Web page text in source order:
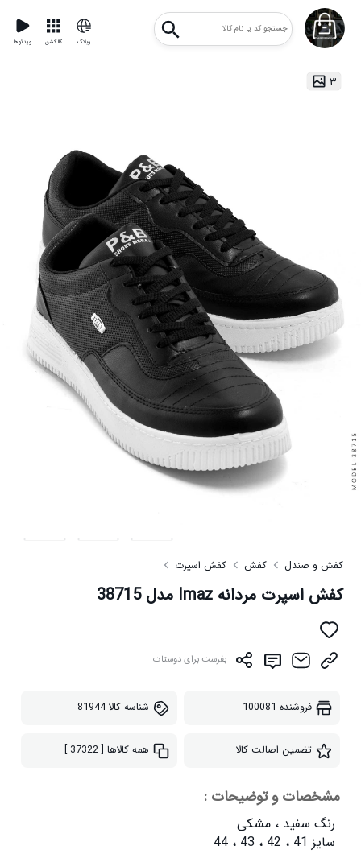
ویدئوها کالکشن وبلاگ
۳
کفش و صندل کفش کفش اسپرت
کفش اسپرت مردانه Imaz مدل 38715
بفرست برای دوستات
فروشنده 100081 شناسه کالا81944
تضمین اصالت کالا همه کالاها [ 37322 ]
مشخصات و توضیحات :